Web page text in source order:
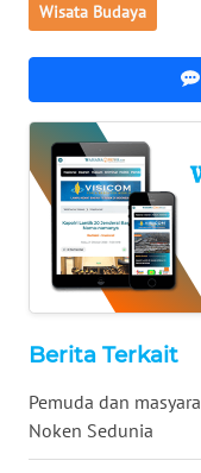
Wisata Budaya
Berita Terkait
‎Pemuda dan
Noken Sedunia
WN
WN
JAKARTA
WN
JABAR
WN
BANTEN
WN
WN